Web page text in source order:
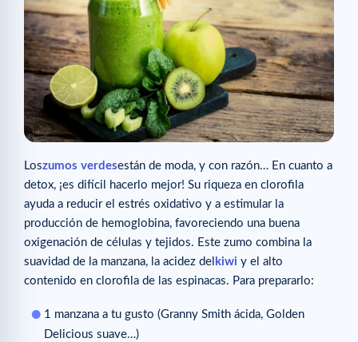
Loszumos verdesestán de moda, y con razón… En cuanto a
detox, ¡es difícil hacerlo mejor! Su riqueza en clorofila
ayuda a reducir el estrés oxidativo y a estimular la
producción de hemoglobina, favoreciendo una buena
oxigenación de células y tejidos. Este zumo combina la
suavidad de la manzana, la acidez del kiwi y el alto
contenido en clorofila de las espinacas. Para prepararlo:
1 manzana a tu gusto (Granny Smith ácida, Golden
Delicious suave…)